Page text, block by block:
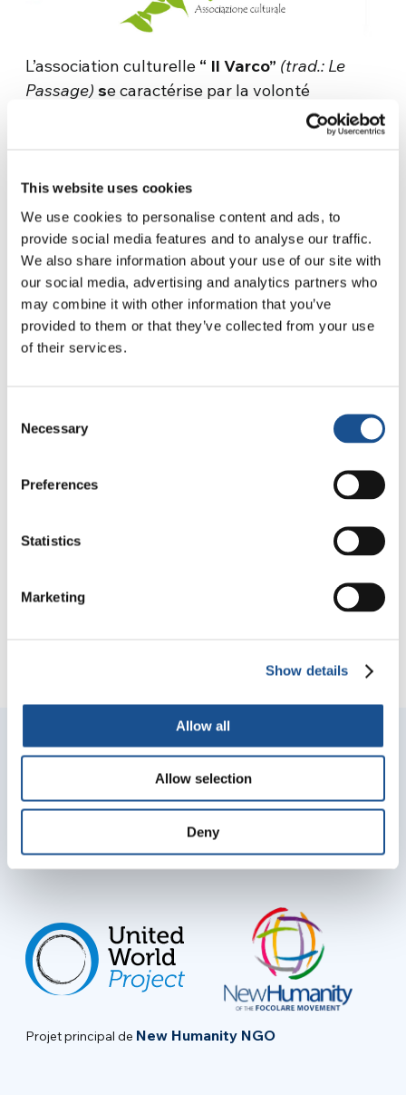
This website uses cookies
We use cookies to personalise content and ads, to
provide social media features and to analyse our traffic.
We also share information about your use of our site with
our social media, advertising and analytics partners who
may combine it with other information that you’ve
provided to them or that they’ve collected from your use
of their services.
Selection
Necessary
Preferences
Statistics
Marketing
Show details
Allow all
Allow selection
Deny
L’association culturelle “ Il Varco” (trad.: Le
Passage)se caractérise par la volonté
d’aborder le thème de la recherche culturelle à
de son propre agir culturel à une perspective
qui revendique l’autre, en partant d’une réalité
de partage dans laquelle il faut s’engager
activement pour affronter les thématiques
culturelles du monde contemporain.
Informations
Rejoignez votre communauté pour
recevoir les dernières nouvelles
Projet principal de New Humanity NGO